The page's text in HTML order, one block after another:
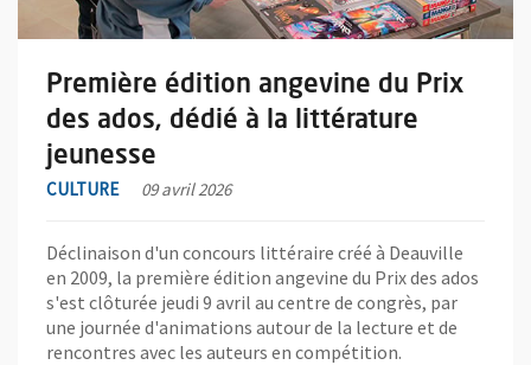
Première édition angevine du Prix
des ados, dédié à la littérature
jeunesse
CULTURE 09 avril 2026
Déclinaison d'un concours littéraire créé à Deauville
en 2009, la première édition angevine du Prix des ados
s'est clôturée jeudi 9 avril au centre de congrès, par
une journée d'animations autour de la lecture et de
rencontres avec les auteurs en compétition.